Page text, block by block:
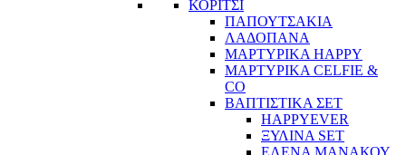
ΚΟΡΙΤΣΙ
ΠΑΠΟΥΤΣΑΚΙΑ
ΛΑΔΟΠΑΝΑ
ΜΑΡΤΥΡΙΚΑ HAPPY
ΜΑΡΤΥΡΙΚΑ CELFIE &
CO
ΒΑΠΤΙΣΤΙΚΑ ΣΕΤ
HAPPYEVER
ΞΥΛΙΝΑ SET
ΕΛΕΝΑ ΜΑΝΑΚΟΥ